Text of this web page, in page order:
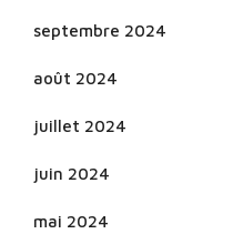
septembre 2024
août 2024
juillet 2024
juin 2024
mai 2024